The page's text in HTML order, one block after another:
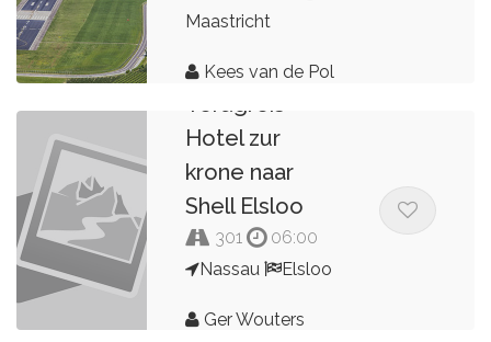
Maastricht
Kees van de Pol
Terugreis
Hotel zur
krone naar
Shell Elsloo
301
06:00
Nassau
Elsloo
Ger Wouters